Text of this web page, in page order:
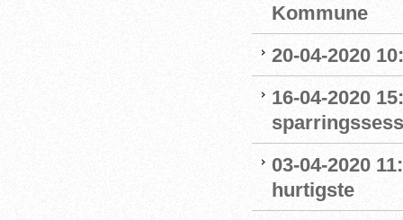
Kommune
20-04-2020
16-04-2020
03-04-2020
hurtigste